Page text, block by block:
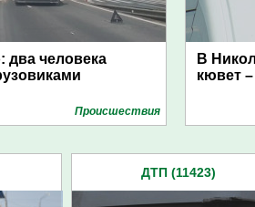
два человека
Проиcшествия
В
кювет
ДТП (11423)